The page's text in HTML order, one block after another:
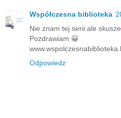
Współczesna biblioteka
Nie znam tej serii ale
Pozdrawiam 😀
Odpowiedz